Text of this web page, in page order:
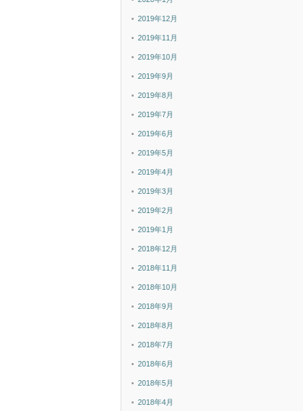
2019年12月
2019年11月
2019年10月
2019年9月
2019年8月
2019年7月
2019年6月
2019年5月
2019年4月
2019年3月
2019年2月
2019年1月
2018年12月
2018年11月
2018年10月
2018年9月
2018年8月
2018年7月
2018年6月
2018年5月
2018年4月